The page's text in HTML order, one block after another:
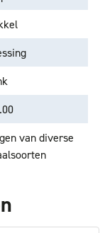
van diverse